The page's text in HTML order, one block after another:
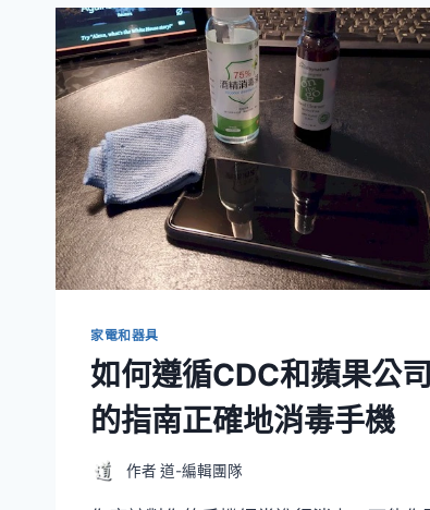
家電和器具
如何遵循CDC和蘋果公司
的指南正確地消毒手機
作者 道-編輯團隊